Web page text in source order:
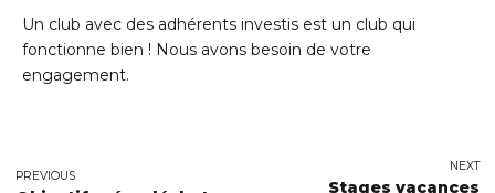
Un club avec des adhérents investis est un club qui
fonctionne bien ! Nous avons besoin de votre
engagement.
PREVIOUS
NEXT
Stages vacances